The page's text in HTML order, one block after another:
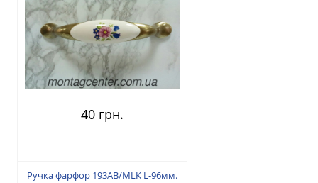
40 грн.
Ручка фарфор 193AB/MLK L-96мм.